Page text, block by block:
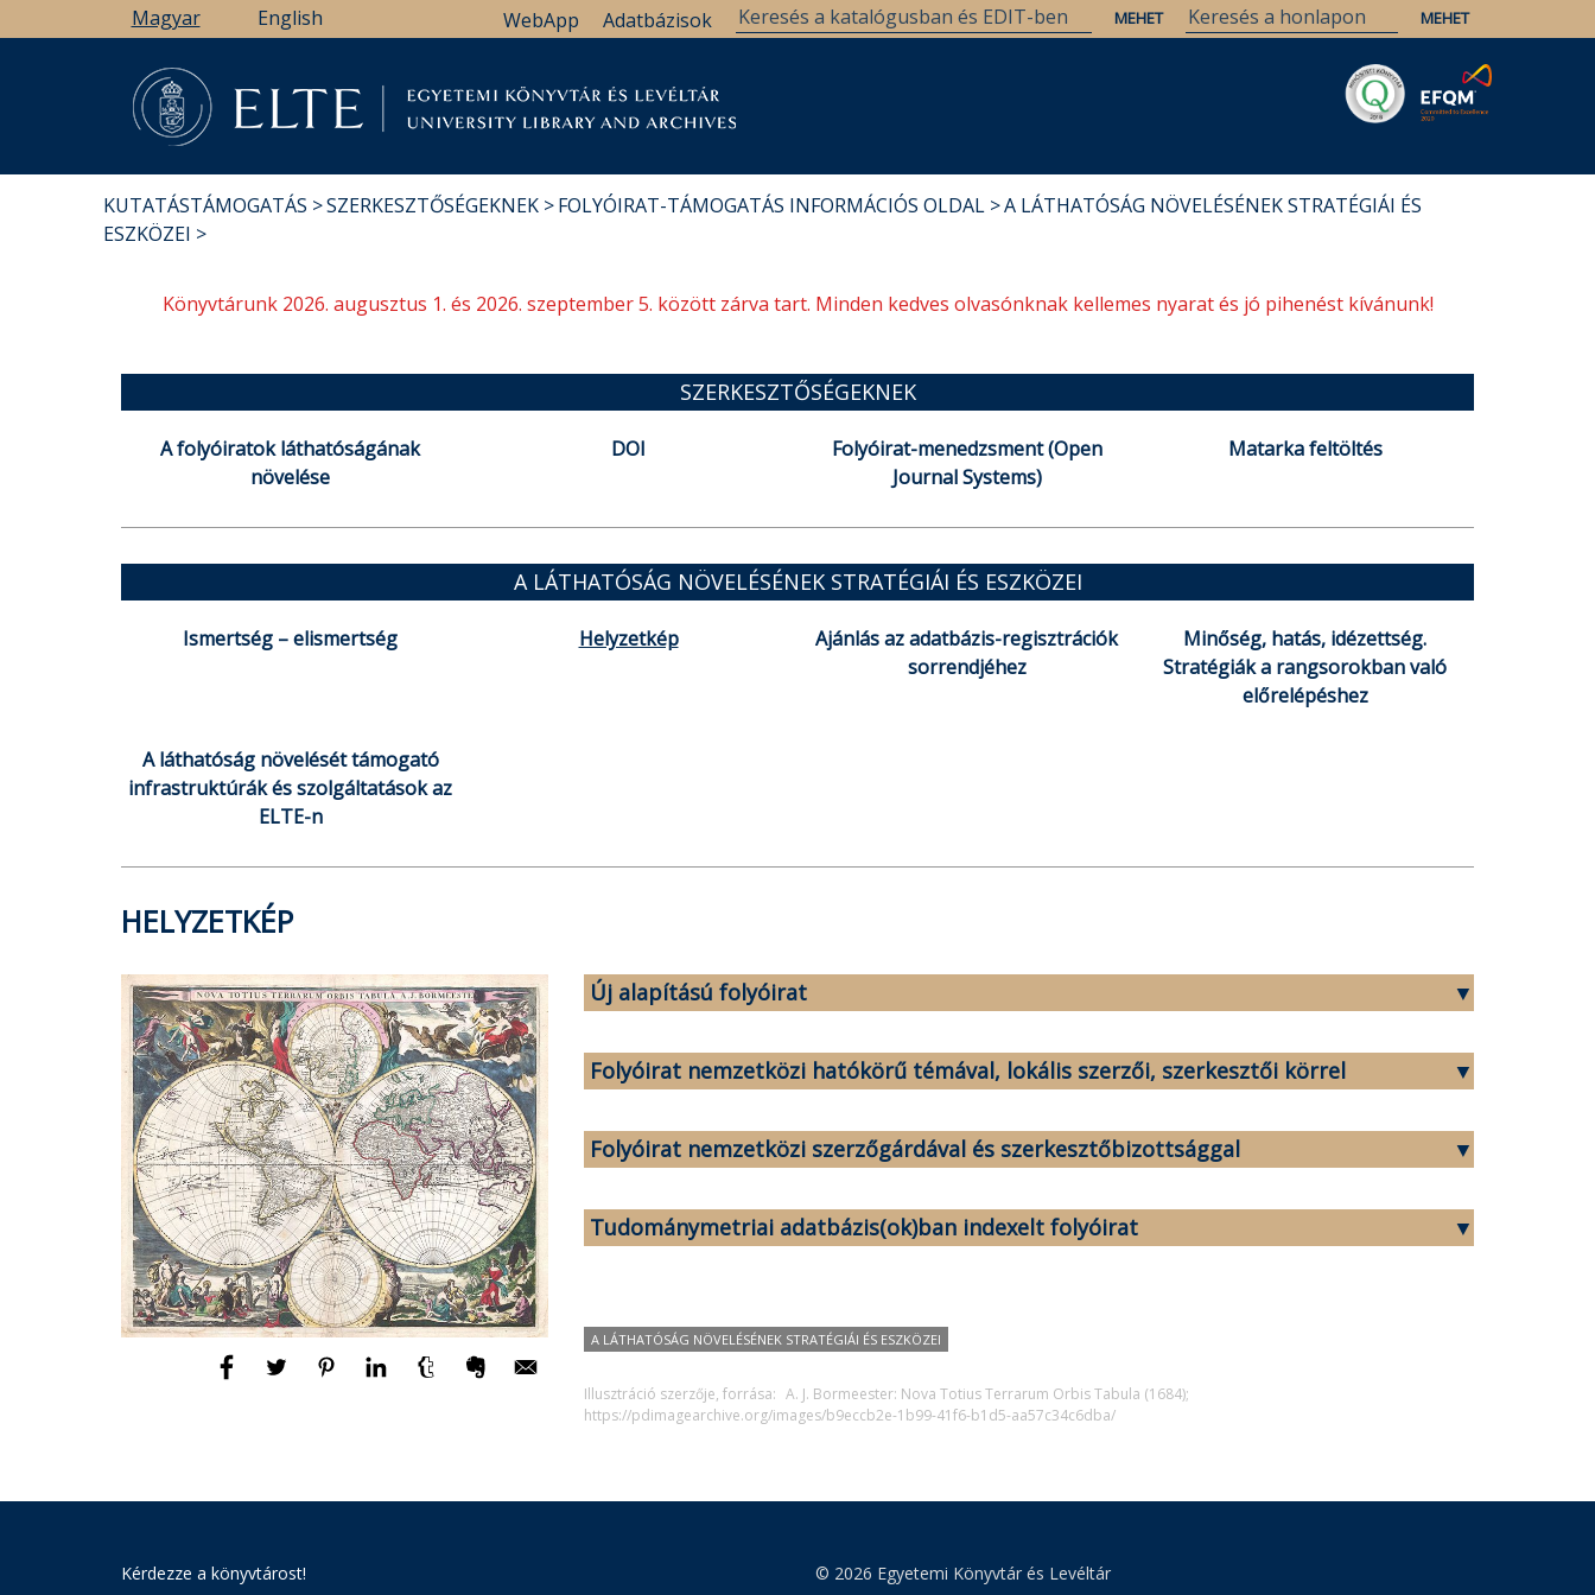
a
Magyar English Adatbázisok
WebApp
MORZSA
KUTATÁSTÁMOGATÁS SZERKESZTŐSÉGEKNEK FOLYÓIRAT-TÁMOGATÁS INFORMÁCIÓS OLDAL
A LÁTHATÓSÁG NÖVELÉSÉNEK STRATÉGIÁI ÉS
ESZKÖZEI
Könyvtárunk 2026. augusztus 1. és 2026. szeptember 5. között zárva tart. Minden kedves olvasónknak kellemes nyarat és jó pihenést kívánunk!
SZERKESZTŐSÉGEKNEK
A folyóiratok láthatóságának
növelése
DOI
Folyóirat-menedzsment (Open
Journal Systems)
Matarka feltöltés
A LÁTHATÓSÁG NÖVELÉSÉNEK STRATÉGIÁI ÉS ESZKÖZEI
Ismertség – elismertség Helyzetkép
Ajánlás az adatbázis-regisztrációk
sorrendjéhez
Minőség, hatás, idézettség.
Stratégiák a rangsorokban való
előrelépéshez
A láthatóság növelését támogató
infrastruktúrák és szolgáltatások az
ELTE-n
HELYZETKÉP
Új alapítású folyóirat
Folyóirat nemzetközi hatókörű témával, lokális szerzői, szerkesztői körrel
Folyóirat nemzetközi szerzőgárdával és szerkesztőbizottsággal
Tudománymetriai adatbázis(ok)ban indexelt folyóirat
A LÁTHATÓSÁG NÖVELÉSÉNEK STRATÉGIÁI ÉS ESZKÖZEI
Illusztráció szerzője, forrása: A. J. Bormeester: Nova Totius Terrarum Orbis Tabula (1684);
https://pdimagearchive.org/images/b9eccb2e-1b99-41f6-b1d5-aa57c34c6dba/
Kérdezze a könyvtárost! © 2026 Egyetemi Könyvtár és Levéltár